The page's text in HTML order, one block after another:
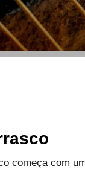
começa com